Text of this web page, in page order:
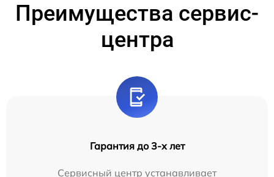
Преимущества сервис-
центра
Гарантия до 3-х лет
Сервисный центр устанавливает